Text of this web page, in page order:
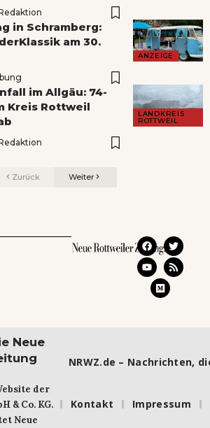
ANZEIGE
in Schramberg:
am 30.
LANDKREIS
ROTTWEIL
im Allgäu: 74-
Kreis Rottweil
Zurück Weiter
Neue
der
& Co. KG.
Neue
NRWZ.de – Nachrichten,
Kontakt Impressum